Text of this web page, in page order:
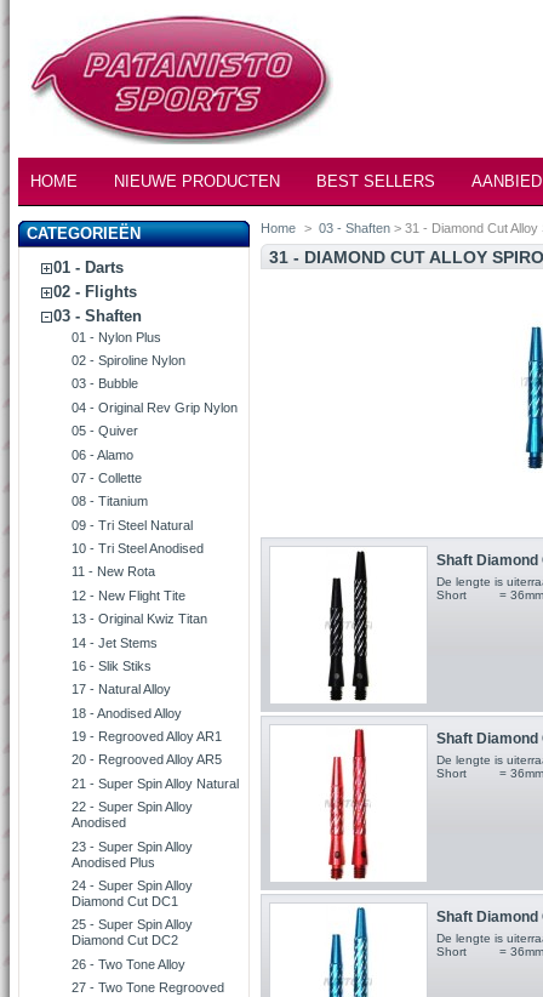
HOME NIEUWE PRODUCTEN BEST SELLERS
CATEGORIEËN
01 - Darts
02 - Flights
03 - Shaften
01 - Nylon Plus
02 - Spiroline Nylon
03 - Bubble
04 - Original Rev Grip Nylon
05 - Quiver
06 - Alamo
07 - Collette
08 - Titanium
09 - Tri Steel Natural
10 - Tri Steel Anodised
11 - New Rota
12 - New Flight Tite
13 - Original Kwiz Titan
14 - Jet Stems
16 - Slik Stiks
17 - Natural Alloy
18 - Anodised Alloy
19 - Regrooved Alloy AR1
20 - Regrooved Alloy AR5
21 - Super Spin Alloy Natural
22 - Super Spin Alloy
Anodised
23 - Super Spin Alloy
Anodised Plus
24 - Super Spin Alloy
Diamond Cut DC1
25 - Super Spin Alloy
Diamond Cut DC2
26 - Two Tone Alloy
27 - Two Tone Regrooved
Home > 03 - Shaften > 31 - Diamond Cut Alloy
31 - DIAMOND CUT ALLOY
Shaft Diamond
De lengte is
Short = 36mm
Shaft Diamond
De lengte is
Short = 36mm
Shaft Diamond
De lengte is
Short = 36mm